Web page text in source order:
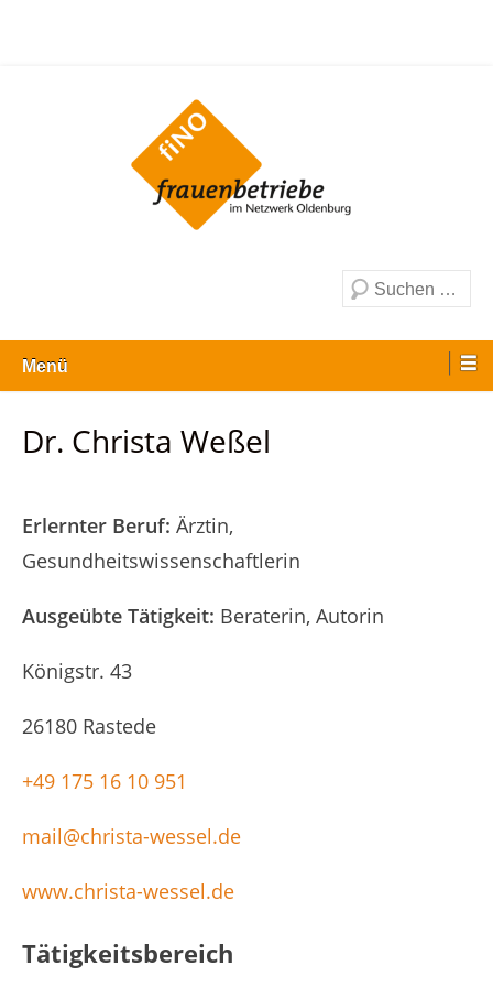
Suche
Menü
Dr. Christa Weßel
Erlernter Beruf Ärztin,
Gesundheitswissenschaftlerin
Ausgeübte Tätigkeit Beraterin, Autorin
Königstr. 43
26180 Rastede
+49 175 16 10 951
mail@christa-wessel.de
www.christa-wessel.de
Tätigkeitsbereich